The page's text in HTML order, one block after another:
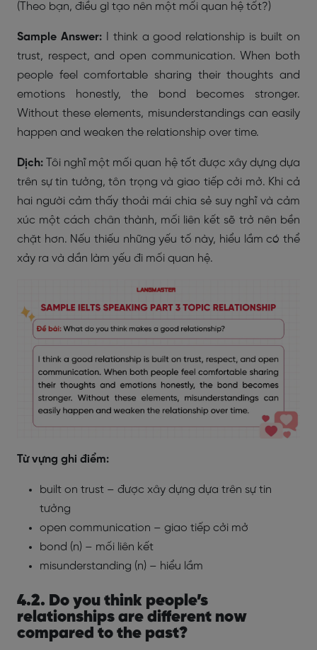
(Theo bạn, điều gì tạo nên một mối quan hệ tốt?)
Sample Answer:I think a good relationship is built on
trust, respect, and open communication. When both
people feel comfortable sharing their thoughts and
emotions honestly, the bond becomes stronger.
Without these elements, misunderstandings can easily
happen and weaken the relationship over time.
Dịch:
Tôi nghĩ một mối quan hệ tốt được xây dựng dựa
trên sự tin tưởng, tôn trọng và giao tiếp cởi mở. Khi cả
hai người cảm thấy thoải mái chia sẻ suy nghĩ và cảm
xúc một cách chân thành, mối liên kết sẽ trở nên bền
chặt hơn. Nếu thiếu những yếu tố này, hiểu lầm có thể
xảy ra và dần làm yếu đi mối quan hệ.
Từ vựng ghi điểm:
built on trust – được xây dựng dựa trên sự tin
tưởng
open communication – giao tiếp cởi mở
bond (n) – mối liên kết
misunderstanding (n) – hiểu lầm
4.2. Do you think people’s
relationships are different now
compared to the past?